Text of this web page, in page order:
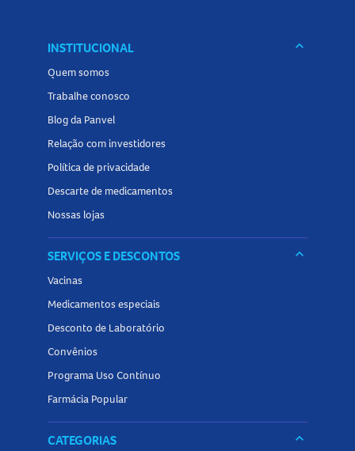
disponível na embalagem com 10g.
e encontre tudo o que precisa para finalizar sua
maquiagem com praticidade e acabamento impecável!
INSTITUCIONAL keyboard_arrow_down
Quem somos
Trabalhe conosco
Blog da Panvel
Relação com investidores
Política de privacidade
Descarte de medicamentos
Nossas lojas
SERVIÇOS E DESCONTOS keyboard_arrow_down
Vacinas
Medicamentos especiais
Desconto de Laboratório
Convênios
Programa Uso Contínuo
Farmácia Popular
CATEGORIAS keyboard_arrow_down